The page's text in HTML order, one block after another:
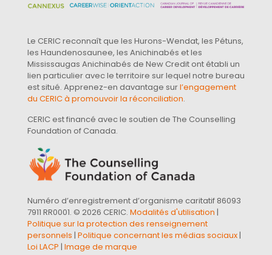
Le CERIC reconnaît que les Hurons-Wendat, les Pétuns,
les Haundenosaunee, les Anichinabés et les
Mississaugas Anichinabés de New Credit ont établi un
lien particulier avec le territoire sur lequel notre bureau
est situé. Apprenez-en davantage surl’engagement
du CERIC à promouvoir la réconciliation.
CERIC est financé avec le soutien de The Counselling
Foundation of Canada.
Numéro d’enregistrement d’organisme caritatif 86093
7911 RR0001. © 2026 CERIC. Modalités d'utilisation |
Politique sur la protection des renseignement
personnels | Politique concernant les médias sociaux|
Loi LACP | Image de marque